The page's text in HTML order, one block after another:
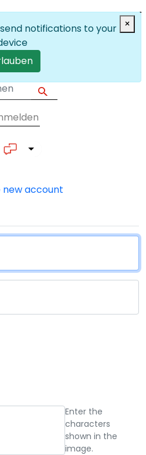
User account
List additional actions
account
Enter the
characters
shown in the
image.
×
notifications to your